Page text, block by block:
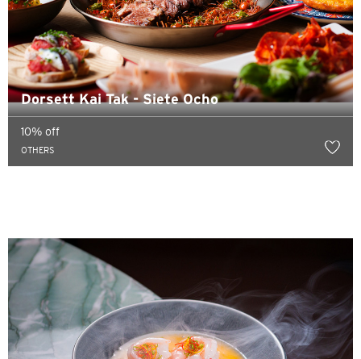
Dorsett Kai Tak - Siete Ocho
10% off
OTHERS
請選擇您的語言